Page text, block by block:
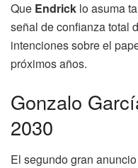
Que Endrick lo asuma
señal de confianza total
intenciones sobre el
próximos años.
Gonzalo
2030
El segundo gran